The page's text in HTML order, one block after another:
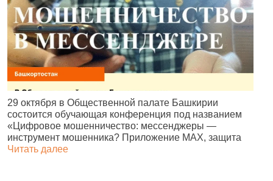
29 октября в Общественной палате Башкирии
состоится обучающая конференция под названием
«Цифровое мошенничество: мессенджеры —
инструмент мошенника? Приложение MAX, защита
Читать далее